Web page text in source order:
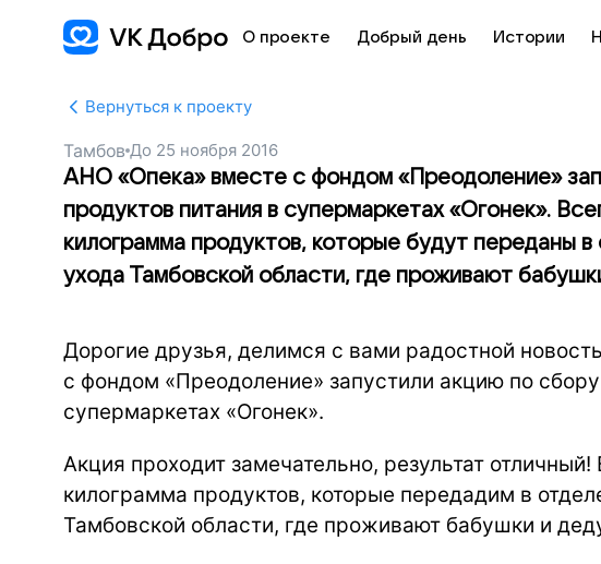
О проекте Добрый день Истории
Вернуться к проекту
Тамбов До 25 ноября 2016
АНО «Опека» вместе с фондом «Преодоление»
продуктов питания в супермаркетах «Огонек».
килограмма продуктов, которые будут переданы в
ухода Тамбовской области, где проживают
Дорогие друзья, делимся с вами радостной
с фондом «Преодоление» запустили акцию по
супермаркетах «Огонек».
Акция проходит замечательно, результат
килограмма продуктов, которые передадим в
Тамбовской области, где проживают бабушки и